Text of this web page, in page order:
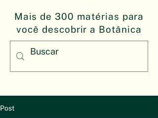
Mais de 300 matérias para
você descobrir a Botânica
Post